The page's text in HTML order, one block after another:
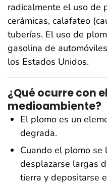
radicalmente el uso de
cerámicas, calafateo
tuberías. El uso de
gasolina de
los Estados Unidos.
¿Qué ocurre con
medioambiente?
El plomo es un
degrada.
Cuando el plomo se
desplazarse largas
tierra y depositarse